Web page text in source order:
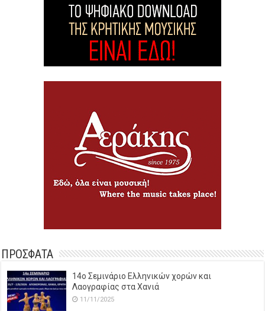
ΠΡΟΣΦΑΤΑ
14o Σεμινάριο Ελληνικών χορών και
Λαογραφίας στα Χανιά
11/11/2025